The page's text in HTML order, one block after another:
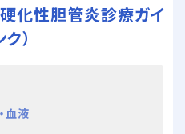
化性胆管炎診療ガイ
）
血液